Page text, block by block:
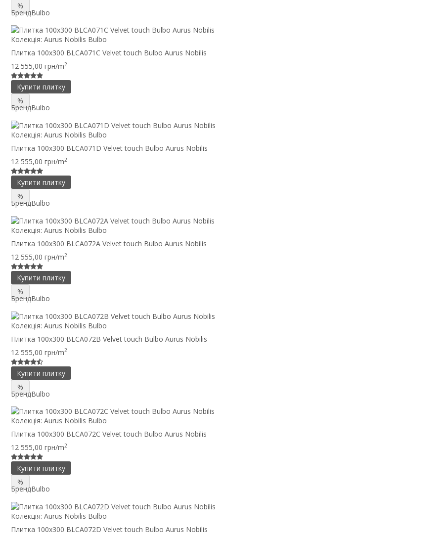
%
БрендBulbo
Колекція: Aurus Nobilis Bulbo
Плитка 100x300 BLCA071C Velvet touch Bulbo Aurus Nobilis
12 555,00 грн/m2
Купити плитку
%
БрендBulbo
Колекція: Aurus Nobilis Bulbo
Плитка 100x300 BLCA071D Velvet touch Bulbo Aurus Nobilis
12 555,00 грн/m2
Купити плитку
%
БрендBulbo
Колекція: Aurus Nobilis Bulbo
Плитка 100x300 BLCA072A Velvet touch Bulbo Aurus Nobilis
12 555,00 грн/m2
Купити плитку
%
БрендBulbo
Колекція: Aurus Nobilis Bulbo
Плитка 100x300 BLCA072B Velvet touch Bulbo Aurus Nobilis
12 555,00 грн/m2
Купити плитку
%
БрендBulbo
Колекція: Aurus Nobilis Bulbo
Плитка 100x300 BLCA072C Velvet touch Bulbo Aurus Nobilis
12 555,00 грн/m2
Купити плитку
%
БрендBulbo
Колекція: Aurus Nobilis Bulbo
Плитка 100x300 BLCA072D Velvet touch Bulbo Aurus Nobilis